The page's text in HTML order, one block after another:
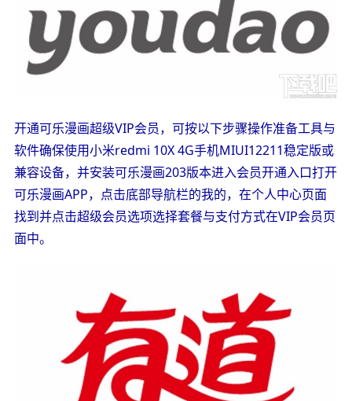
开通可乐漫画超级VIP会员，可按以下步骤操作准备工具与
软件确保使用小米redmi 10X 4G手机MIUI12211稳定版或
兼容设备，并安装可乐漫画203版本进入会员开通入口打开
可乐漫画APP，点击底部导航栏的我的，在个人中心页面
找到并点击超级会员选项选择套餐与支付方式在VIP会员页
面中。